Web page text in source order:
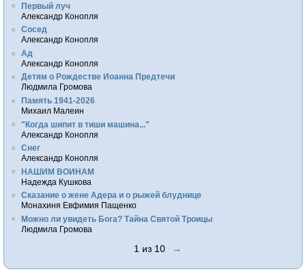
Первый луч
Александр Конопля
Сосед
Александр Конопля
Ад
Александр Конопля
Детям о Рождестве Иоанна Предтечи
Людмила Громова
Память 1941-2026
Михаил Малеин
"Когда шипит в тиши машина..."
Александр Конопля
Снег
Александр Конопля
НАШИМ ВОИНАМ
Надежда Кушкова
Сказание о жене Адера и о рыжей блуднице
Монахиня Евфимия Пащенко
Можно ли увидеть Бога? Тайна Святой Троицы
Людмила Громова
1 из 10 →